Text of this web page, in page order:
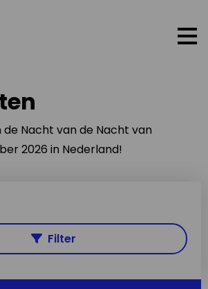
Nacht van de Nacht van
2026 in Nederland!
Filter